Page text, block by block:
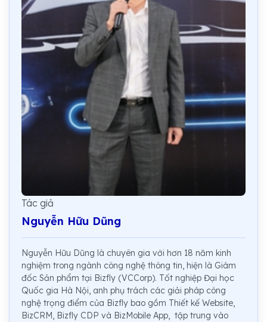
Tác giả
Nguyễn Hữu Dũng
Nguyễn Hữu Dũng là chuyên gia với hơn 18 năm kinh
nghiệm trong ngành công nghệ thông tin, hiện là Giám
đốc Sản phẩm tại Bizfly (VCCorp). Tốt nghiệp Đại học
Quốc gia Hà Nội, anh phụ trách các giải pháp công
nghệ trọng điểm của Bizfly bao gồm Thiết kế Website,
BizCRM, Bizfly CDP và BizMobile App, tập trung vào